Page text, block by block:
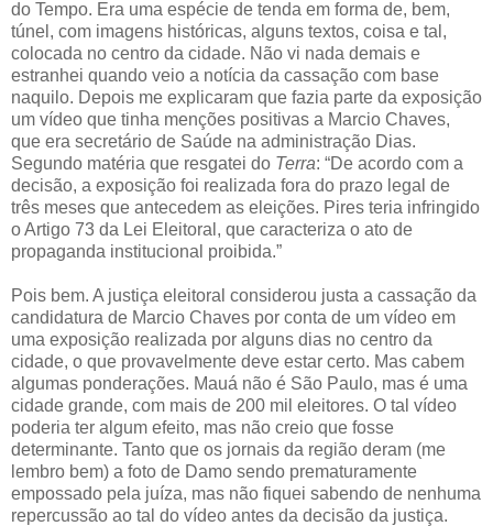
do Tempo. Era uma espécie de tenda em forma de, bem,
túnel, com imagens históricas, alguns textos, coisa e tal,
colocada no centro da cidade. Não vi nada demais e
estranhei quando veio a notícia da cassação com base
naquilo. Depois me explicaram que fazia parte da exposição
um vídeo que tinha menções positivas a Marcio Chaves,
que era secretário de Saúde na administração Dias.
Segundo matéria que resgatei do Terra: “De acordo com a
decisão, a exposição foi realizada fora do prazo legal de
três meses que antecedem as eleições. Pires teria infringido
o Artigo 73 da Lei Eleitoral, que caracteriza o ato de
propaganda institucional proibida.”
Pois bem. A justiça eleitoral considerou justa a cassação da
candidatura de Marcio Chaves por conta de um vídeo em
uma exposição realizada por alguns dias no centro da
cidade, o que provavelmente deve estar certo. Mas cabem
algumas ponderações. Mauá não é São Paulo, mas é uma
cidade grande, com mais de 200 mil eleitores. O tal vídeo
poderia ter algum efeito, mas não creio que fosse
determinante. Tanto que os jornais da região deram (me
lembro bem) a foto de Damo sendo prematuramente
empossado pela juíza, mas não fiquei sabendo de nenhuma
repercussão ao tal do vídeo antes da decisão da justiça.